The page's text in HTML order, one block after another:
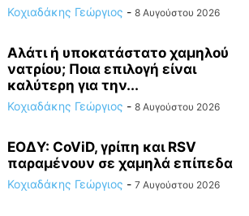
Κοχιαδάκης Γεώργιος - 8 Αυγούστου 2026
Αλάτι ή υποκατάστατο χαμηλού
νατρίου; Ποια επιλογή είναι
καλύτερη για την...
Κοχιαδάκης Γεώργιος - 8 Αυγούστου 2026
ΕΟΔΥ: CoViD, γρίπη και RSV
παραμένουν σε χαμηλά επίπεδα
Κοχιαδάκης Γεώργιος - 7 Αυγούστου 2026